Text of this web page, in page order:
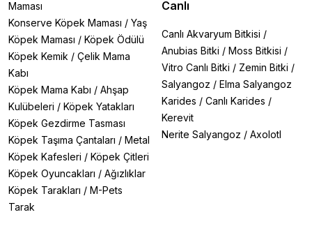
Maması
Konserve Köpek Maması / Yaş
Köpek Maması / Köpek Ödülü
Köpek Kemik / Çelik Mama
Kabı
Köpek Mama Kabı / Ahşap
Kulübeleri / Köpek Yatakları
Köpek Gezdirme Tasması
Köpek Taşıma Çantaları / Metal
Köpek Kafesleri / Köpek Çitleri
Köpek Oyuncakları / Ağızlıklar
Köpek Tarakları / M-Pets
Tarak
Canlı
Canlı Akvaryum Bitkisi /
Anubias Bitki / Moss Bitkisi /
Vitro Canlı Bitki / Zemin Bitki /
Salyangoz / Elma Salyangoz
Karides / Canlı Karides /
Kerevit
Nerite Salyangoz / Axolotl